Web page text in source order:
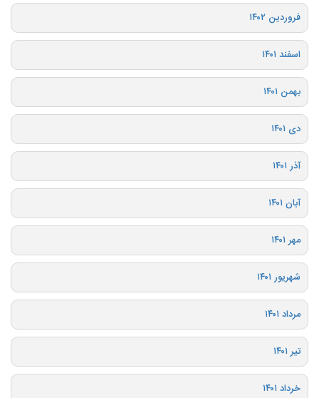
فروردین ۱۴۰۲
اسفند ۱۴۰۱
بهمن ۱۴۰۱
دی ۱۴۰۱
آذر ۱۴۰۱
آبان ۱۴۰۱
مهر ۱۴۰۱
شهریور ۱۴۰۱
مرداد ۱۴۰۱
تیر ۱۴۰۱
خرداد ۱۴۰۱